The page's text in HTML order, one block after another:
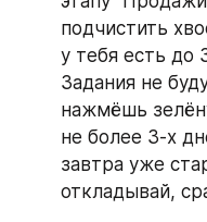
подчистить
у тебя есть до
Задания не
нажмёшь
не более 3-х
завтра уже
откладывай,